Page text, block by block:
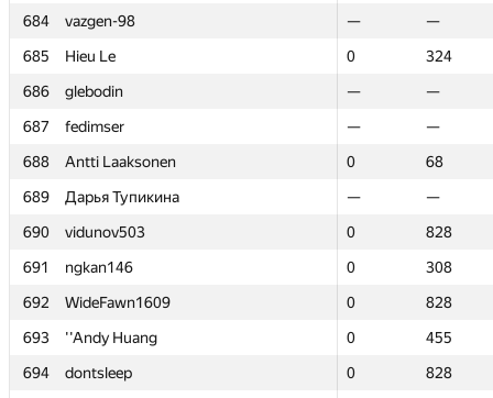
684
vazgen-98 —
—
685
Hieu Le 0
324
686
glebodin —
—
687
fedimser —
—
688
Antti Laaksonen 0
68
689
Дарья Тупикина —
—
690
vidunov503 0
828
691
ngkan146 0
308
692
WideFawn1609 0
828
693
''Andy Huang 0
455
694
dontsleep 0
828
684
vazgen-98 —
—
685
Hieu Le 0
324
686
glebodin —
—
687
fedimser —
—
688
Antti Laaksonen 0
68
689
Дарья Тупикина —
—
690
vidunov503 0
828
691
ngkan146 0
308
692
WideFawn1609 0
828
693
''Andy Huang 0
455
694
dontsleep 0
828